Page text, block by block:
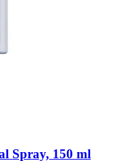
Spray, 150 ml